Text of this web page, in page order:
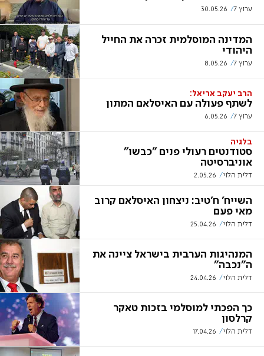
ערוץ 7 30.05.26
המדינה המוסלמית זכרה את החייל
היהודי
ערוץ 7 8.05.26
הרב יעקב אריאל:
לשתף פעולה עם האיסלאם המתון
ערוץ 7 6.05.26
בלגיה
סטודנטים רעולי פנים "כבשו"
אוניברסיטה
דלית הלוי 2.05.26
השייח' ח'טיב: ניצחון האיסלאם קרוב
מאי פעם
דלית הלוי 25.04.26
המנהיגות הערבית בישראל ציינה את
ה"נכבה"
דלית הלוי 24.04.26
כך הפכתי למוסלמי בזכות טאקר
קרלסון
דלית הלוי 17.04.26